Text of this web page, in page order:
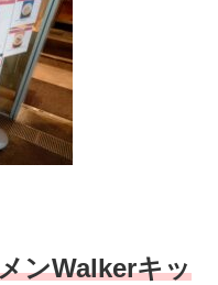
ンWalkerキッ